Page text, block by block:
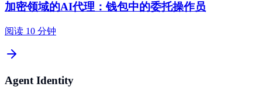
加密领域的AI代理：钱包中的委托操作员
阅读 10 分钟
Agent Identity